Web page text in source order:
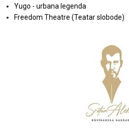
Yugo - urbana legenda
Freedom Theatre (Teatar slobode)